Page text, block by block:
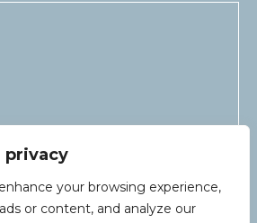
privacy
your browsing experience,
or content, and analyze our